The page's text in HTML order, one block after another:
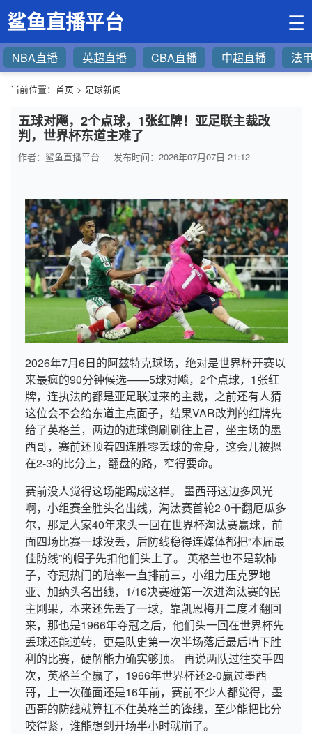
鲨鱼直播平台 ☰
NBA直播 英超直播 CBA直播 中超直播 法
当前位置： 首页 > 足球新闻
五球对飚，2个点球，1张红牌！亚足联主裁改
判，世界杯东道主难了
作者：鲨鱼直播平台 发布时间：2026年07月07日 21:12
2026年7月6日的阿兹特克球场，绝对是世界杯开赛以
来最疯的90分钟候选——5球对飚，2个点球，1张红
牌，连执法的都是亚足联过来的主裁，之前还有人猜
这位会不会给东道主点面子，结果VAR改判的红牌先
给了英格兰，两边的进球倒刷刷往上冒，坐主场的墨
西哥，赛前还顶着四连胜零丢球的金身，这会儿被摁
在2-3的比分上，翻盘的路，窄得要命。
赛前没人觉得这场能踢成这样。 墨西哥这边多风光
啊，小组赛全胜头名出线，淘汰赛首轮2-0干翻厄瓜多
尔，那是人家40年来头一回在世界杯淘汰赛赢球，前
面四场比赛一球没丢，后防线稳得连媒体都把“本届最
佳防线”的帽子先扣他们头上了。 英格兰也不是软柿
子，夺冠热门的赔率一直排前三，小组力压克罗地
亚、加纳头名出线，1/16决赛碰第一次进淘汰赛的民
主刚果，本来还先丢了一球，靠凯恩梅开二度才翻回
来，那也是1966年夺冠之后，他们头一回在世界杯先
丢球还能逆转，更是队史第一次半场落后最后啃下胜
利的比赛，硬解能力确实够顶。 再说两队过往交手四
次，英格兰全赢了，1966年世界杯还2-0赢过墨西
哥，上一次碰面还是16年前，赛前不少人都觉得，墨
西哥的防线就算扛不住英格兰的锋线，至少能把比分
咬得紧，谁能想到开场半小时就崩了。